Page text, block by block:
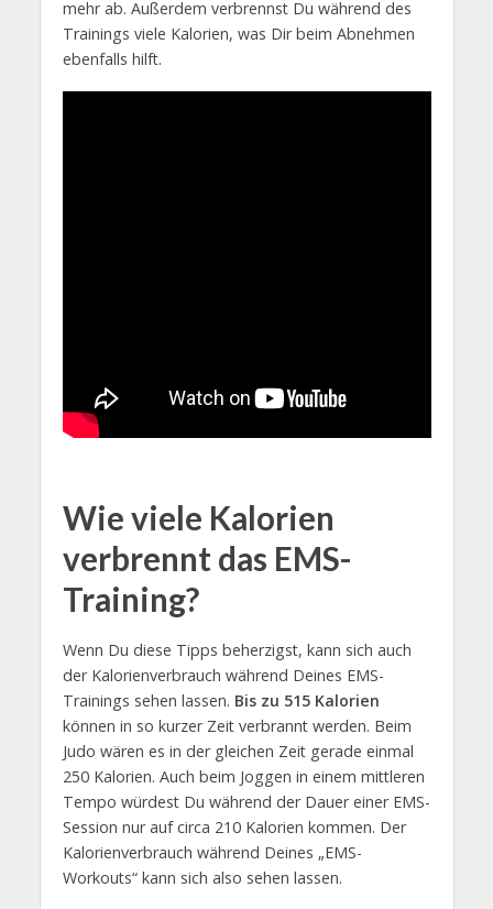
mehr ab. Außerdem verbrennst Du während des
Trainings viele Kalorien, was Dir beim Abnehmen
ebenfalls hilft.
Wie viele Kalorien
verbrennt das EMS-
Training?
Wenn Du diese Tipps beherzigst, kann sich auch
der Kalorienverbrauch während Deines EMS-
Trainings sehen lassen. Bis zu 515 Kalorien
können in so kurzer Zeit verbrannt werden. Beim
Judo wären es in der gleichen Zeit gerade einmal
250 Kalorien. Auch beim Joggen in einem mittleren
Tempo würdest Du während der Dauer einer EMS-
Session nur auf circa 210 Kalorien kommen. Der
Kalorienverbrauch während Deines „EMS-
Workouts“ kann sich also sehen lassen.